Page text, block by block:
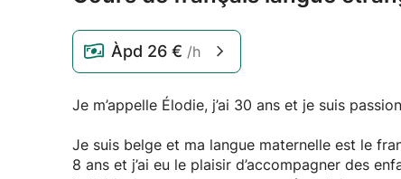
Àpd 26 € /h
Je m’appelle Élodie, j’ai 30 ans et je suis
Je suis belge et ma langue maternelle est le
8 ans et j’ai eu le plaisir d’accompagner des